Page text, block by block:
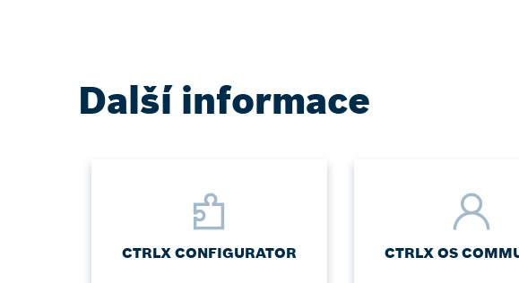
Další informace
CTRLX CONFIGURATOR CTRLX OS